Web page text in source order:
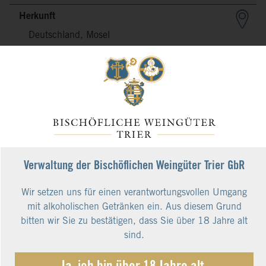
Herkunft
Deutschland, Mosel
Schieferverwitterungsböden der Saar und der
Weinbau
Jahrhunderte Erfahrung im Weinbau, früher wie
Gefühl fürNatur, Boden, Wetter, Rebe und
Qualität und Stil!
Vinifikation
Schonender Ausbau im Edelstahltank bei
kontrollierter Gärtemperatur. Abstich nach einem
Verwaltung der Bischöflichen Weingüter Trier GbR
Wir setzen uns für einen verantwortungsvollen Umgang
mit alkoholischen Getränken ein. Aus diesem Grund
bitten wir Sie zu bestätigen, dass Sie über 18 Jahre alt
sind.